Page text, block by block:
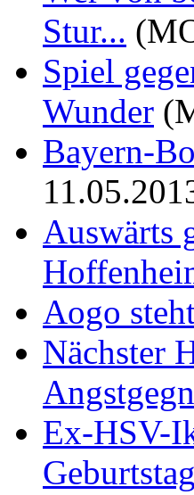
Stur...
Spiel
Wunder
Bayern-
Auswärts
Aogo
Nächster
Ex-HSV-